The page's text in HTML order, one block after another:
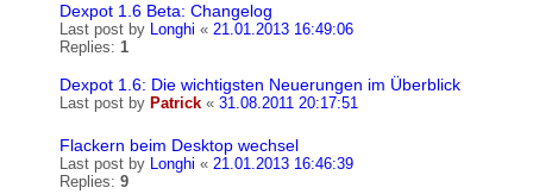
Dexpot 1.6 Beta: Changelog
Last post by Longhi « 21.01.2013 16:49:06
Replies: 1
Dexpot 1.6: Die wichtigsten Neuerungen im Überblick
Last post by Patrick « 31.08.2011 20:17:51
Flackern beim Desktop wechsel
Last post by Longhi « 21.01.2013 16:46:39
Replies: 9